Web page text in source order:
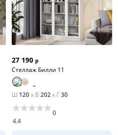
27 190 р
Стеллаж Билли 11
Ш 120x В 202x Г30
4.4
0